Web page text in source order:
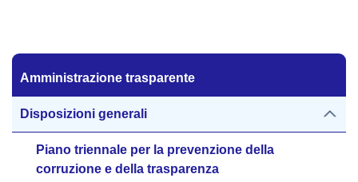
Amministrazione trasparente
Amministrazione trasparente
Disposizioni generali
Piano triennale per la prevenzione della
corruzione e della trasparenza